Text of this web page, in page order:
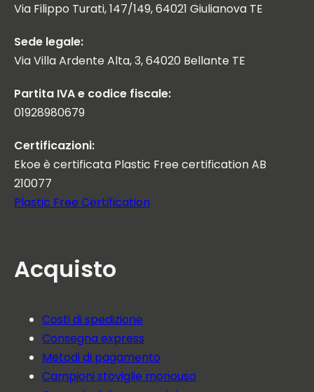
Via Filippo Turati, 147/149, 64021 Giulianova TE
Sede legale:
Via Villa Ardente Alta, 3, 64020 Bellante TE
Partita IVA e codice fiscale:
01928980679
Certificazioni:
Ekoe è certificata Plastic Free certification AB
210077
Plastic Free Certification
Acquisto
Costi di spedizione
Consegna express
Metodi di pagamento
Campioni stoviglie monouso